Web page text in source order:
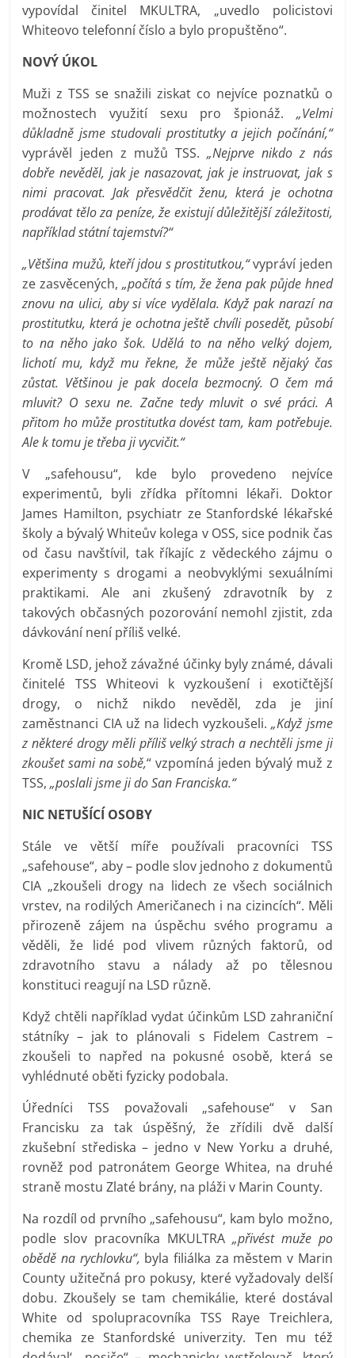
vypovídal činitel MKULTRA, „uvedlo policistovi
Whiteovo telefonní číslo a bylo propuštěno“.
NOVÝ ÚKOL
Muži z TSS se snažili ziskat co nejvíce poznatků o
možnostech využití sexu pro špionáž. „Velmi
důkladně jsme studovali prostitutky a jejich počínání,“
vyprávěl jeden z mužů TSS. „Nejprve nikdo z nás
dobře nevěděl, jak je nasazovat, jak je instruovat, jak s
nimi pracovat. Jak přesvědčit ženu, která je ochotna
prodávat tělo za peníze, že existují důležitější záležitosti,
například státní tajemství?“
„Většina mužů, kteří jdou s prostitutkou,“vypráví jeden
ze zasvěcených, „počítá s tím, že žena pak půjde hned
znovu na ulici, aby si více vydělala. Když pak narazí na
prostitutku, která je ochotna ještě chvíli posedět, působí
to na něho jako šok. Udělá to na něho velký dojem,
lichotí mu, když mu řekne, že může ještě nějaký čas
zůstat. Většinou je pak docela bezmocný. O čem má
mluvit? O sexu ne. Začne tedy mluvit o své práci. A
přitom ho může prostitutka dovést tam, kam potřebuje.
Ale k tomu je třeba ji vycvičit.“
V „safehousu“, kde bylo provedeno nejvíce
experimentů, byli zřídka přítomni lékaři. Doktor
James Hamilton, psychiatr ze Stanfordské lékařské
školy a bývalý Whiteův kolega v OSS, sice podnik čas
od času navštívil, tak říkajíc z vědeckého zájmu o
experimenty s drogami a neobvyklými sexuálními
praktikami. Ale ani zkušený zdravotník by z
takových občasných pozorování nemohl zjistit, zda
dávkování není příliš velké.
Kromě LSD, jehož závažné účinky byly známé, dávali
činitelé TSS Whiteovi k vyzkoušení i exotičtější
drogy, o nichž nikdo nevěděl, zda je jiní
zaměstnanci CIA už na lidech vyzkoušeli. „Když jsme
z některé drogy měli příliš velký strach a nechtěli jsme ji
zkoušet sami na sobě,“ vzpomíná jeden bývalý muž z
TSS,„poslali jsme ji do San Franciska.“
NIC NETUŠÍCÍ OSOBY
Stále ve větší míře používali pracovníci TSS
„safehouse“, aby – podle slov jednoho z dokumentů
CIA „zkoušeli drogy na lidech ze všech sociálnich
vrstev, na rodilých Američanech i na cizincích“. Měli
přirozeně zájem na úspěchu svého programu a
věděli, že lidé pod vlivem různých faktorů, od
zdravotního stavu a nálady až po tělesnou
konstituci reagují na LSD různě.
Když chtěli například vydat účinkům LSD zahraniční
státníky – jak to plánovali s Fidelem Castrem –
zkoušeli to napřed na pokusné osobě, která se
vyhlédnuté oběti fyzicky podobala.
Úředníci TSS považovali „safehouse“ v San
Francisku za tak úspěšný, že zřídili dvě další
zkušební střediska – jedno v New Yorku a druhé,
rovněž pod patronátem George Whitea, na druhé
straně mostu Zlaté brány, na pláži v Marin County.
Na rozdíl od prvního „safehousu“, kam bylo možno,
podle slov pracovníka MKULTRA „přivést muže po
obědě na rychlovku“, byla filiálka za městem v Marin
County užitečná pro pokusy, které vyžadovaly delší
dobu. Zkoušely se tam chemikálie, které dostával
White od spolupracovníka TSS Raye Treichlera,
chemika ze Stanfordské univerzity. Ten mu též